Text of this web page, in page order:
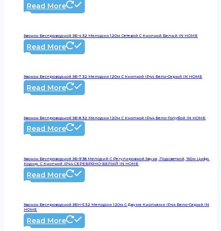
Read More
Звонок Беспроводной ЗБ-4 32 Мелодии 120м Сетевой С Кнопкой Белый IN HOME
Read More
Звонок Беспроводной ЗБ-7 32 Мелодии 120м С Кнопкой IP44 Бело-Серый IN HOME
Read More
Звонок Беспроводной ЗБ-8 32 Мелодии 120м С Кнопкой IP44 Бело-Голубой IN HOME
Read More
Звонок Беспроводной ЗБ-9 38 Мелодий С Регулировкой Звука, Подсветкой, 150м Цифр.
Кодир. С Кнопкой IP44 СЕРЕБРЯНО-БЕЛЫЙ IN HOME
Read More
Звонок Беспроводной ЗБН-5 32 Мелодии 120м С Двумя Кнопками IP44 Бело-Серый IN
HOME
Read More